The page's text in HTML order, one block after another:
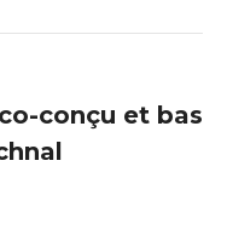
LinkedIn
conçu et bas